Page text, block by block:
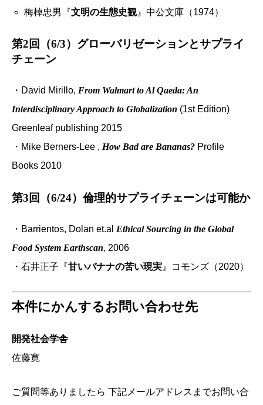
梅棹忠男『文明の生態史観』中公文庫（1974）
第2回（6/3）グローバリゼーションとサプライ
チェーン
・David Mirillo, From Walmart to Al Qaeda: An
Interdisciplinary Approach to Globalization (1st Edition)
Greenleaf publishing 2015
・Mike Berners-Lee , How Bad are Bananas? Profile
Books 2010
第3回（6/24）倫理的サプライチェーンは可能か
・Barrientos, Dolan et.al Ethical Sourcing in the Global
Food System Earthscan, 2006
・石井正子『甘いバナナの苦い現実 』コモンズ（2020）
本件にかんするお問い合わせ先
開発社会学舎
佐藤寛
ご質問等ありましたら 下記メールアドレスまでお問い合